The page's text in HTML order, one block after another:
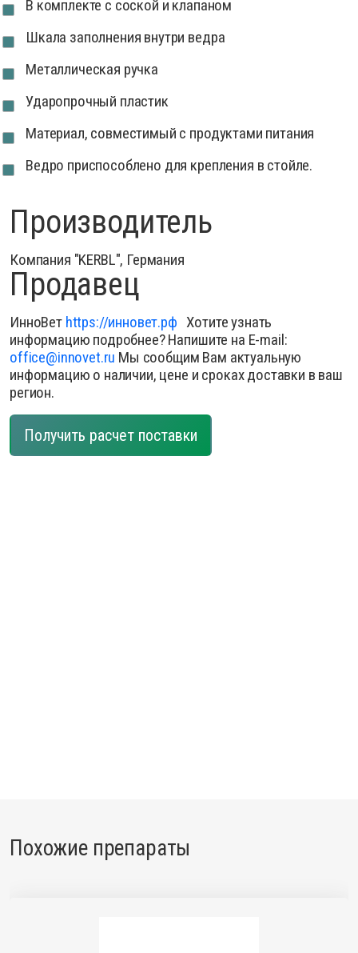
В комплекте с соской и клапаном
Шкала заполнения внутри ведра
Металлическая ручка
Ударопрочный пластик
Материал, совместимый с продуктами питания
Ведро приспособлено для крепления в стойле.
Производитель
Компания "KERBL", Германия
Продавец
ИнноВет https://инновет.рф Хотите узнать
информацию подробнее? Напишите на E-mail:
office@innovet.ru Мы сообщим Вам актуальную
информацию о наличии, цене и сроках доставки в ваш
регион.
Получить расчет поставки
Похожие препараты